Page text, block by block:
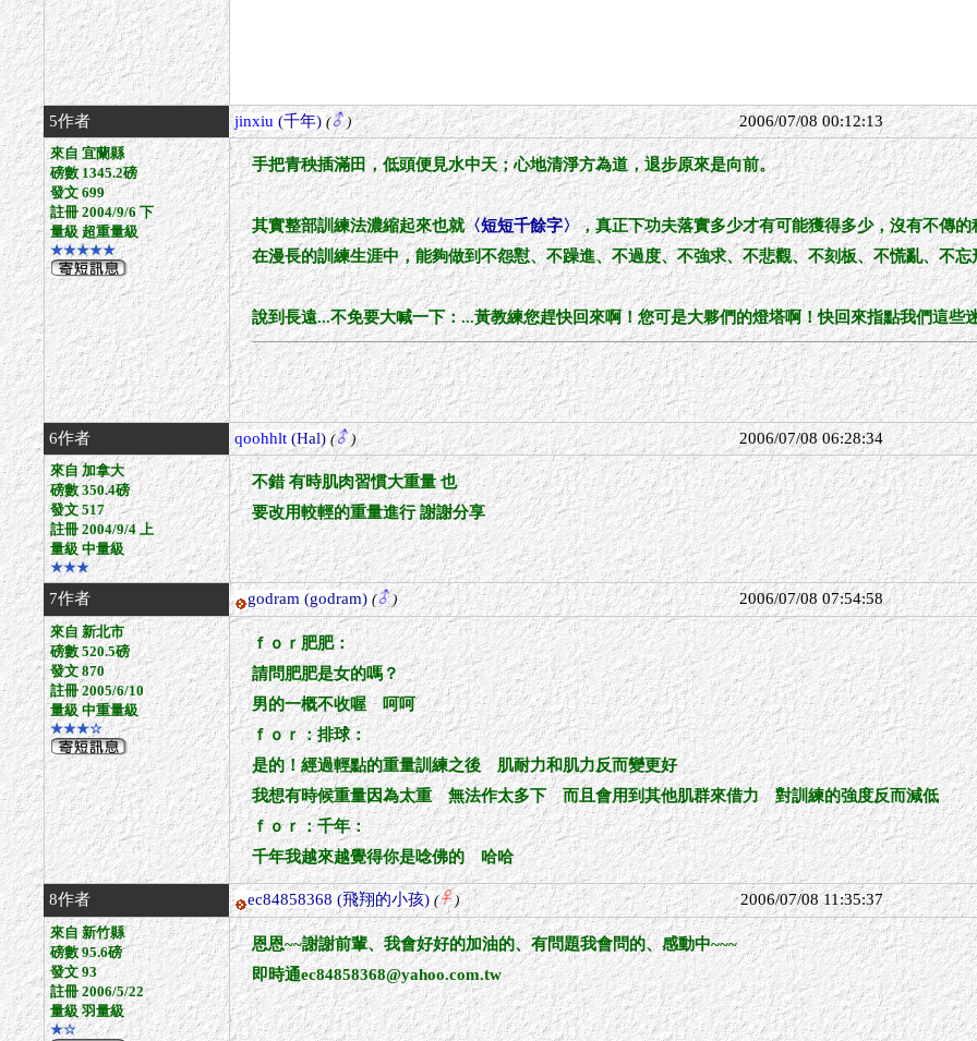
5作者 jinxiu(千年) ( ) 2006/07/08 00:12:13
來自 宜蘭縣
磅數 1345.2磅
發文 699
註冊 2004/9/6 下
量級 超重量級
★★★★★
手把青秧插滿田，低頭便見水中天；心地清淨方為道，退步原來是向前。
其實整部訓練法濃縮起來也就〈短短千餘字〉，真正下功夫落實多少才有可能獲得多少，沒有不傳
在漫長的訓練生涯中，能夠做到不怨懟、不躁進、不過度、不強求、不悲觀、不刻板、不慌亂、不
說到長遠...不免要大喊一下：...黃教練您趕快回來啊！您可是大夥們的燈塔啊！快回來指點我們這些
6作者 qoohhlt(Hal) ( ) 2006/07/08 06:28:34
來自 加拿大
磅數 350.4磅
發文 517
註冊 2004/9/4 上
量級 中量級
★★★
不錯 有時肌肉習慣大重量 也
要改用較輕的重量進行 謝謝分享
7作者 godram (godram) ( ) 2006/07/08 07:54:58
來自 新北市
磅數 520.5磅
發文 870
註冊 2005/6/10
量級 中重量級
★★★☆
ｆｏｒ肥肥：
請問肥肥是女的嗎？
男的一概不收喔 呵呵
ｆｏｒ：排球：
是的！經過輕點的重量訓練之後 肌耐力和肌力反而變更好
我想有時候重量因為太重 無法作太多下 而且會用到其他肌群來借力 對訓練的強度反而減低
ｆｏｒ：千年：
千年我越來越覺得你是唸佛的 哈哈
8作者 ec84858368 (飛翔的小孩) ( ) 2006/07/08 11:35:37
來自 新竹縣
磅數 95.6磅
發文 93
註冊 2006/5/22
量級 羽量級
★☆
恩恩~~謝謝前輩、我會好好的加油的、有問題我會問的、感動中~~~
即時通ec84858368@yahoo.com.tw